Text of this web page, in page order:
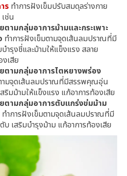
ร ทำการฝังเข็มปรับสมดุลร่างกาย
เช่น
ตามกลุ่มอาการม้ามและกระเพาะ
ทำการฝังเข็มตามจุดเส้นลมปราณที่มี
รุงชี่และม้ามให้แข็งแรง สลาย
เสีย
ตามกลุ่มอาการไตหยางพร่อง
ามจุดเส้นลมปราณที่มีสรรพคุณอุ่น
สริมม้ามให้แข็งแรง แก้อาการท้องเสีย
ตามกลุ่มอาการตับแกร่งข่มม้าม
ทำการฝังเข็มตามจุดเส้นลมปราณที่มี
เสริมบำรุงม้าม แก้อาการท้องเสีย